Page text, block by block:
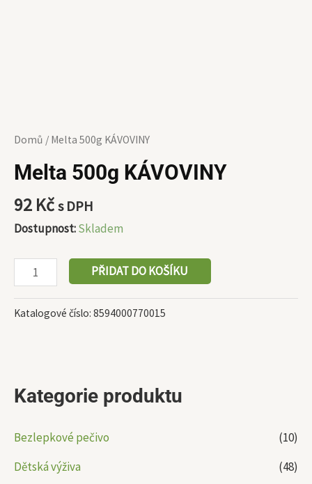
Kategorie produktu
Bezlepkové pečivo
(10)
Dětská výživa
(48)
Domů / Melta 500g KÁVOVINY
Melta 500g KÁVOVINY
92 Kčs DPH
Dostupnost:Skladem
PŘIDAT DO KOŠÍKU
Katalogové číslo: 8594000770015